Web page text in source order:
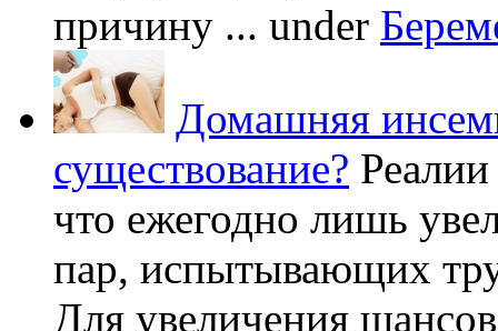
причину ... under
Домашняя
существование?
что ежегодно лишь
пар, испытывающих
Для увеличения